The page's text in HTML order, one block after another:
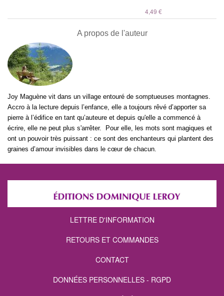
4,49 €
A propos de l'auteur
Joy Maguène vit dans un village entouré de somptueuses montagnes.
Accro à la lecture depuis l’enfance, elle a toujours rêvé d’apporter sa
pierre à l’édifice en tant qu’auteure et depuis qu'elle a commencé à
écrire, elle ne peut plus s'arrêter. Pour elle, les mots sont magiques et
ont un pouvoir très puissant : ce sont des enchanteurs qui plantent des
graines d’amour invisibles dans le cœur de chacun.
LETTRE D'INFORMATION
RETOURS ET COMMANDES
CONTACT
DONNÉES PERSONNELLES - RGPD